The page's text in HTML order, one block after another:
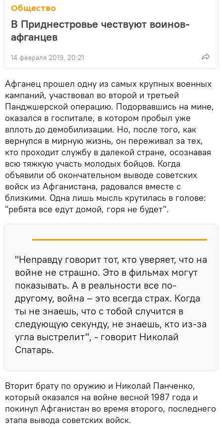
Общество
В Приднестровье чествуют воинов-
афганцев
14 февраля 2019, 20:21
Афганец прошел одну из самых крупных военных
кампаний, участвовал во второй и третьей
Панджшерской операцию. Подорвавшись на мине,
оказался в госпитале, в котором пробыл уже
вплоть до демобилизации. Но, после того, как
вернулся в мирную жизнь, он переживал за тех,
кто проходит службу в далекой стране, осознавая
всю тяжкую участь молодых бойцов. Когда
объявили об окончательном выводе советских
войск из Афганистана, радовался вместе с
близкими. Одна лишь мысль крутилась в голове:
"ребята все едут домой, горя не будет".
"Неправду говорит тот, кто уверяет, что на
войне не страшно. Это в фильмах могут
показывать. А в реальности все по-
другому, война – это всегда страх. Когда
ты не знаешь, что с тобой случится в
следующую секунду, не знаешь, кто из-за
угла выстрелит", - говорит Николай
Спатарь.
Вторит брату по оружию и Николай Панченко,
который оказался на войне весной 1987 года и
покинул Афганистан во время второго, последнего
этапа вывода советских войск.